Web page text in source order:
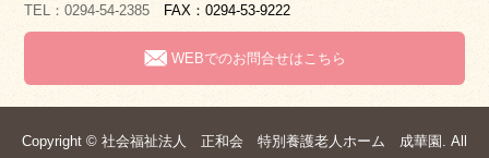
TEL：0294-54-2385 FAX：0294-53-9222
WEBでのお問合せはこちら
Copyright © 社会福祉法人 正和会 特別養護老人ホーム 成華園. All